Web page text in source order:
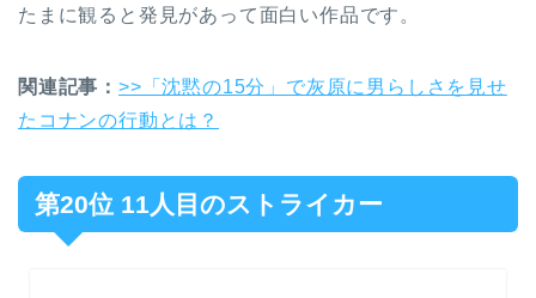
たまに観ると発見があって面白い作品です。
関連記事： >>「沈黙の15分」で灰原に男らしさを見せ
たコナンの行動とは？
第20位 11人目のストライカー